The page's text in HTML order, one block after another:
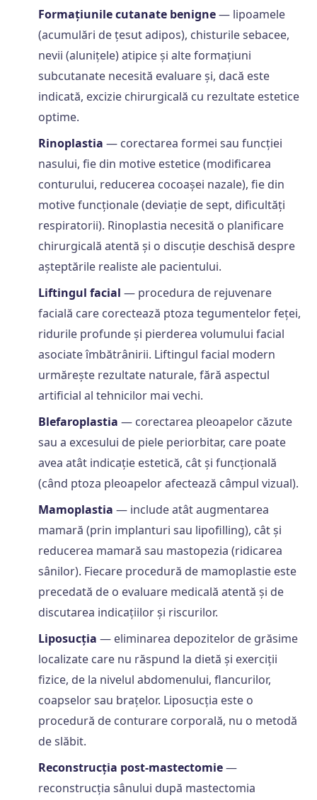
Formațiunile cutanate benigne— lipoamele
(acumulări de țesut adipos), chisturile sebacee,
nevii (alunițele) atipice și alte formațiuni
subcutanate necesită evaluare și, dacă este
indicată, excizie chirurgicală cu rezultate estetice
optime.
Rinoplastia — corectarea formei sau funcției
nasului, fie din motive estetice (modificarea
conturului, reducerea cocoașei nazale), fie din
motive funcționale (deviație de sept, dificultăți
respiratorii). Rinoplastia necesită o planificare
chirurgicală atentă și o discuție deschisă despre
așteptările realiste ale pacientului.
Liftingul facial — procedura de rejuvenare
facială care corectează ptoza tegumentelor feței,
ridurile profunde și pierderea volumului facial
asociate îmbătrânirii. Liftingul facial modern
urmărește rezultate naturale, fără aspectul
artificial al tehnicilor mai vechi.
Blefaroplastia — corectarea pleoapelor căzute
sau a excesului de piele periorbitar, care poate
avea atât indicație estetică, cât și funcțională
(când ptoza pleoapelor afectează câmpul vizual).
Mamoplastia — include atât augmentarea
mamară (prin implanturi sau lipofilling), cât și
reducerea mamară sau mastopezia (ridicarea
sânilor). Fiecare procedură de mamoplastie este
precedată de o evaluare medicală atentă și de
discutarea indicațiilor și riscurilor.
Liposucția — eliminarea depozitelor de grăsime
localizate care nu răspund la dietă și exerciții
fizice, de la nivelul abdomenului, flancurilor,
coapselor sau brațelor. Liposucția este o
procedură de conturare corporală, nu o metodă
de slăbit.
Reconstrucția post-mastectomie—
reconstrucția sânului după mastectomia